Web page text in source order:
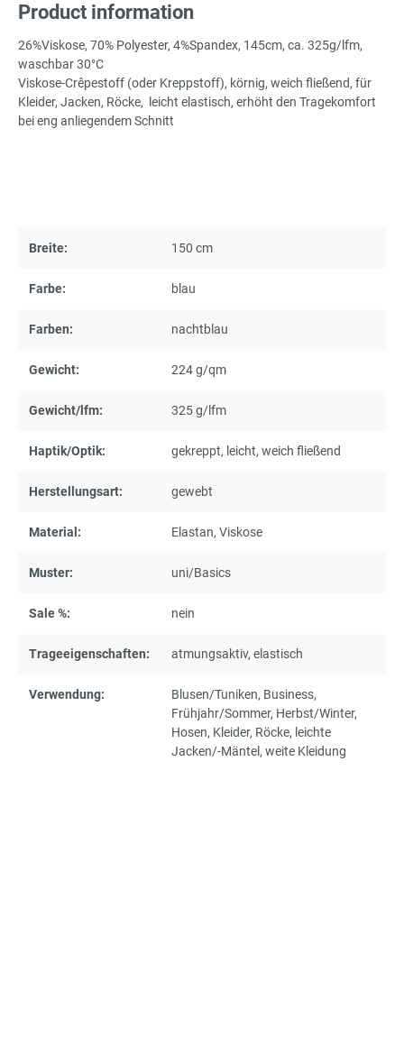
Product information
26%Viskose, 70% Polyester, 4%Spandex, 145cm, ca. 325g/lfm,
waschbar 30°C
Viskose-Crêpestoff (oder Kreppstoff), körnig, weich fließend, für
Kleider, Jacken, Röcke, leicht elastisch, erhöht den Tragekomfort
bei eng anliegendem Schnitt
Breite: 150 cm
Farbe: blau
Farben: nachtblau
Gewicht: 224 g/qm
Gewicht/lfm: 325 g/lfm
Haptik/Optik: gekreppt, leicht, weich fließend
Herstellungsart: gewebt
Material: Elastan, Viskose
Muster: uni/Basics
Sale %: nein
Trageeigenschaften: atmungsaktiv, elastisch
Verwendung: Blusen/Tuniken, Business,
Frühjahr/Sommer, Herbst/Winter,
Hosen, Kleider, Röcke, leichte
Jacken/-Mäntel, weite Kleidung